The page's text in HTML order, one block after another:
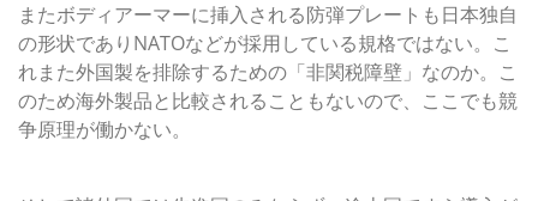
またボディアーマーに挿入される防弾プレートも日本独自
の形状でありNATOなどが採用している規格ではない。こ
れまた外国製を排除するための「非関税障壁」なのか。こ
のため海外製品と比較されることもないので、ここでも競
争原理が働かない。